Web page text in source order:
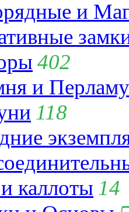
и
402
и
118
каллоты 14